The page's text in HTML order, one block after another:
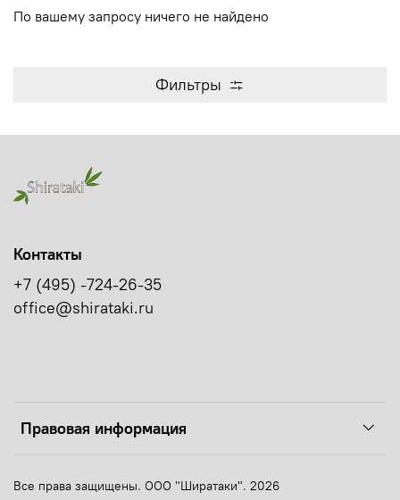
По вашему запросу ничего не найдено
Фильтры
Правовая информация
Контакты
+7 (495) -724-26-35
office@shirataki.ru
Все права защищены. ООО "Ширатаки". 2026